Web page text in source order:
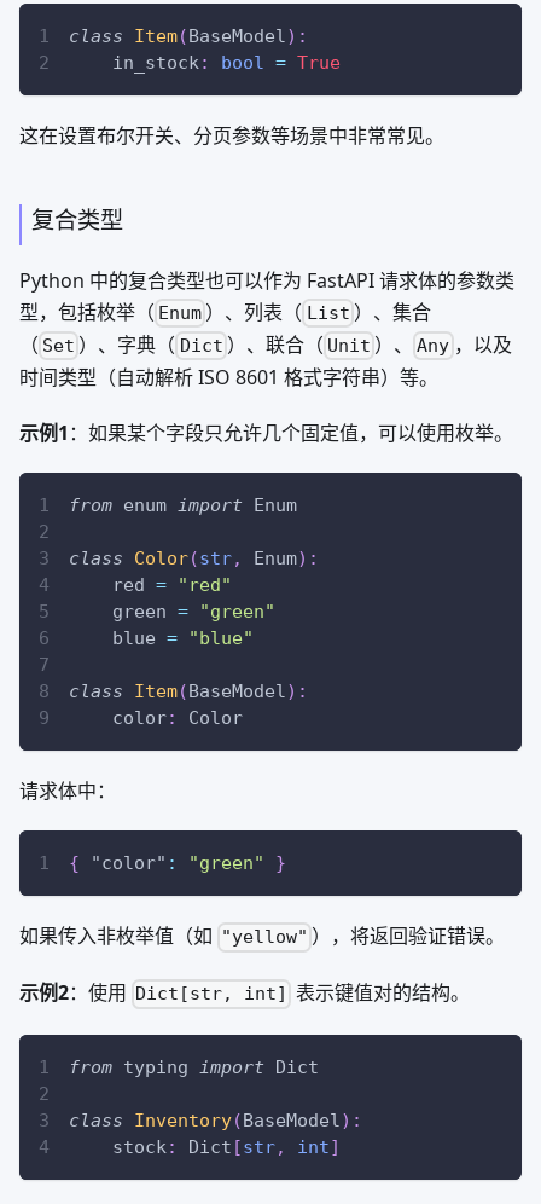
class Item(BaseModel) :
    in_stock
: bool = True
这在设置布尔开关、分页参数等场景中非常常见。
复合类型
Python 中的复合类型也可以作为 FastAPI 请求体的参数类
型，包括枚举（ Enum ）、列表（ List ）、集合
（ Set ）、字典（ Dict ）、联合（ Unit ）、 Any ，以及
时间类型（自动解析 ISO 8601 格式字符串）等。
示例1 ：如果某个字段只允许几个固定值，可以使用枚举。
from enum import Enum
class Color(str, Enum) :
    red
=
"red"
    green
=
"green"
    blue
= "blue"
class Item(BaseModel) :
    color
: Color
请求体中：
{ "color" : "green" }
如果传入非枚举值（如 "yellow" ），将返回验证错误。
示例2：使用 Dict[str, int] 表示键值对的结构。
from typing import Dict
class Inventory(BaseModel) :
    stock
: Dict [str, int]